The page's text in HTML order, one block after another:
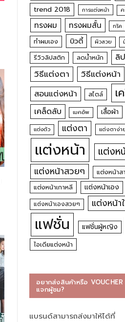
trend 2018 การแต่งหน้า
ทรงผม ทรงผมสั้น ทริค
ทำผมเอง บิวตี้ ผิวสวย
รีวิวลิปสติก ลดน้ำหนัก ลิ
วิธีแต่งตา วิธีแต่งหน้า
สอนแต่งหน้า สไตล์ เ
เคล็ดลับ เมคอัพ เสื้อผ้า
แต่งตัว แต่งตา แต่งตาง่า
แต่งหน้า แต่งห
แต่งหน้าสวยๆ
แต่งหน้าส
แต่งหน้าเกาหลี
แต่งหน้าเอง
แต่งหน้าเองสวยๆ
แต่งหน้า
แฟชั่น แฟชั่นผู้หญิง
ไอเดียแต่งหน้า
อยากส่งสินค้าหรือ VOUCHER
แจกผู้ชม?
แบรนด์สามารถส่งมาให้ได้ที่